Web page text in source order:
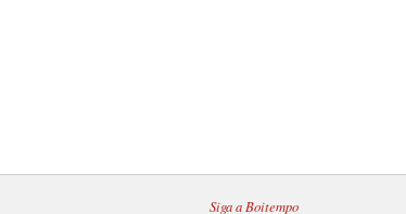
Siga a Boitempo